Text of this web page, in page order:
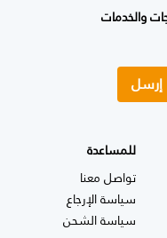
والخدمات
إرسل
للمساعدة
تواصل معنا
سياسة الإرجاع
سياسة الشحن